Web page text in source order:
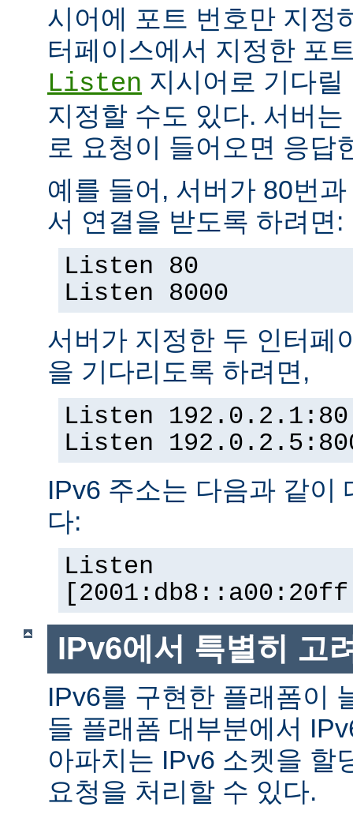
시어에 포트 번호만 지정
터페이스에서 지정한 포
Listen 지시어로 기다
지정할 수도 있다. 서버
로 요청이 들어오면 응답
예를 들어, 서버가 80번
서 연결을 받도록 하려면:
Listen 80
Listen 8000
서버가 지정한 두 인터페
을 기다리도록 하려면,
Listen 192.0.2.1:80
Listen
IPv6 주소는 다음과 같이
다:
Listen
IPv6에서 특별히 고
IPv6를 구현한 플래폼이
들 플래폼 대부분에서
아파치는 IPv6 소켓을 할
요청을 처리할 수 있다.